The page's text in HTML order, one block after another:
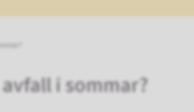
i sommar?